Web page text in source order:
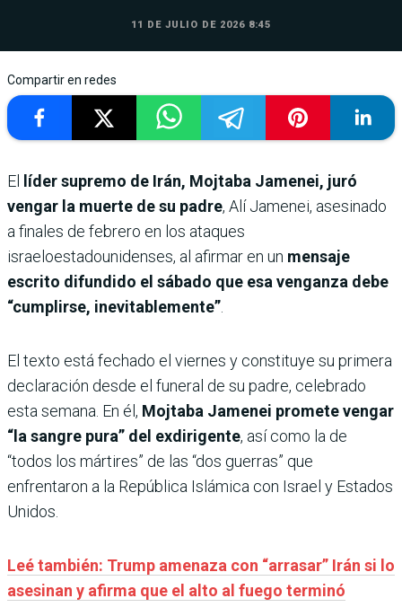
11 DE JULIO DE 2026 8:45
Compartir en redes
El
líder supremo de Irán, Mojtaba Jamenei, juró
vengar la muerte de su padre, Alí Jamenei, asesinado
a finales de febrero en los ataques
israeloestadounidenses, al afirmar en un mensaje
escrito difundido el sábado que esa venganza debe
“cumplirse, inevitablemente”
El texto está fechado el viernes y constituye su primera
declaración desde el funeral de su padre, celebrado
esta semana. En él, Mojtaba Jamenei promete vengar
“la sangre pura” del exdirigente, así como la de
“todos los mártires” de las “dos guerras” que
enfrentaron a la República Islámica con Israel y Estados
Unidos.
Leé también: Trump amenaza con “arrasar” Irán si lo
asesinan y afirma que el alto al fuego terminó